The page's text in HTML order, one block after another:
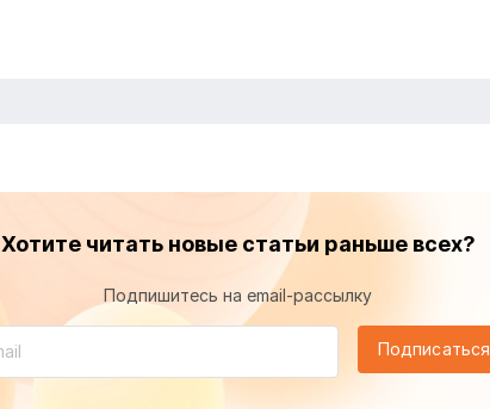
Хотите читать новые статьи раньше всех?
Подпишитесь на email-рассылку
Подписаться